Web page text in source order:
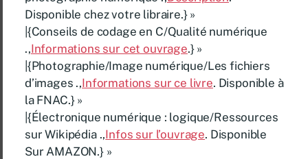
Disponible chez votre libraire.} »
|{Conseils de codage en C/Qualité numérique
.,Informations sur cet ouvrage.} »
|{Photographie/Image numérique/Les fichiers
d’images .,Informations sur ce livre. Disponible à
la FNAC.} »
|{Électronique numérique : logique/Ressources
sur Wikipédia .,Infos sur l’ouvrage. Disponible
Sur AMAZON.} »